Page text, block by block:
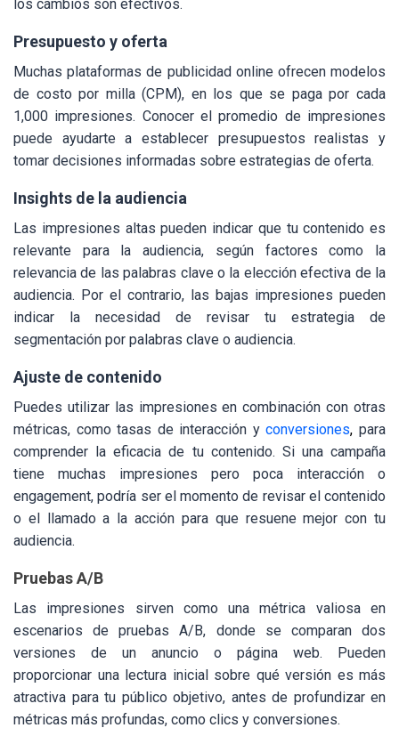
los cambios son efectivos.
Presupuesto y oferta
Muchas plataformas de publicidad online ofrecen modelos
de costo por milla (CPM), en los que se paga por cada
1,000 impresiones. Conocer el promedio de impresiones
puede ayudarte a establecer presupuestos realistas y
tomar decisiones informadas sobre estrategias de oferta.
Insights de la audiencia
Las impresiones altas pueden indicar que tu contenido es
relevante para la audiencia, según factores como la
relevancia de las palabras clave o la elección efectiva de la
audiencia. Por el contrario, las bajas impresiones pueden
indicar la necesidad de revisar tu estrategia de
segmentación por palabras clave o audiencia.
Ajuste de contenido
Puedes utilizar las impresiones en combinación con otras
métricas, como tasas de interacción y conversiones, para
comprender la eficacia de tu contenido. Si una campaña
tiene muchas impresiones pero poca interacción o
engagement, podría ser el momento de revisar el contenido
o el llamado a la acción para que resuene mejor con tu
audiencia.
Pruebas A/B
Las impresiones sirven como una métrica valiosa en
escenarios de pruebas A/B, donde se comparan dos
versiones de un anuncio o página web. Pueden
proporcionar una lectura inicial sobre qué versión es más
atractiva para tu público objetivo, antes de profundizar en
métricas más profundas, como clics y conversiones.